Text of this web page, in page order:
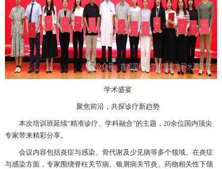
学术盛宴
聚焦前沿，共探诊疗新趋势
本次培训班延续“精准诊疗、学科融合”的主题， 20余位国内顶尖
专家带来精彩分享。
会议内容包括炎症与感染、骨代谢及少见病等多个领域。在炎症
与感染方面，专家围绕脊柱关节病、银屑病关节炎、药物相关性下颌